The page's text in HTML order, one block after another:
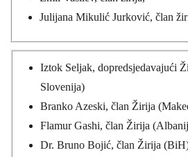
Julijana Mikulić Jurković, član
Iztok Seljak, dopredsjedavajući
Slovenija)
Branko Azeski, član Žirija
Flamur Gashi, član Žirija
Dr. Bruno Bojić, član Žirija